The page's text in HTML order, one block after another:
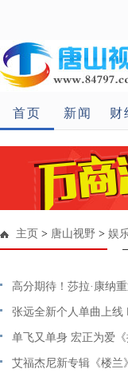
首页 新闻 财
主页 > 唐山视野 > 娱
高分期待！莎拉·康纳
张远全新个人单曲上线
单飞又单身 宏正为爱
艾福杰尼新专辑《楼兰